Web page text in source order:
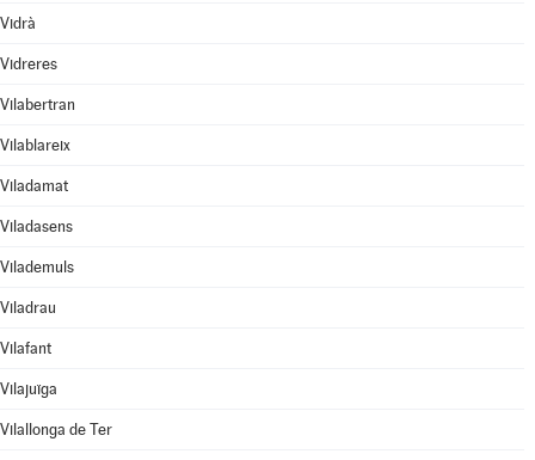
Vidrà
Vidreres
Vilabertran
Vilablareix
Viladamat
Viladasens
Vilademuls
Viladrau
Vilafant
Vilajuïga
Vilallonga de Ter